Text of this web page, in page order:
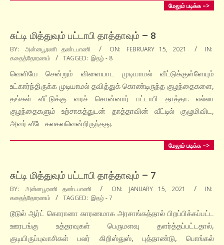
மேலும் படிக்க –>
சுட்டி மித்துவும் பட்டாபி தாத்தாவும் – 8
2021-
02-
15
BY: அன்னபூரணி தண்டபாணி ON: FEBRUARY 15, 2021
IN:
கதைத்தோரணம்
TAGGED: இதழ் - 8
வெளியே சென்றும் விளையாட முடியாமல் வீட்டுக்குள்ளேயும்
உட்கார்ந்திருக்க முடியாமல் தவித்துக் கொண்டிருந்த குழந்தைகளை,
தங்கள் வீட்டுக்கு வரச் சொன்னார் பட்டாபி தாத்தா. எல்லா
குழந்தைகளும் உற்சாகத்துடன் தாத்தாவின் வீட்டில் குழுமிவிட,
அவர் வீடே கலகலவென்றிருந்தது.
மேலும் படிக்க –>
சுட்டி மித்துவும் பட்டாபி தாத்தாவும் – 7
2021-
01-
15
BY: அன்னபூரணி தண்டபாணி ON: JANUARY 15, 2021
IN:
கதைத்தோரணம்
TAGGED: இதழ் - 7
டூடுல் ஆர்ட் கொரானா காரணமாக அரசாங்கத்தால் பிறப்பிக்கப்பட்ட
ஊரடங்கு உத்தரவுகள் பெருமளவு தளர்த்தப்பட்டதால்,
குடியிருப்புவாசிகள் பலர் கிறிஸ்துஸ், புத்தாண்டு, பொங்கல்